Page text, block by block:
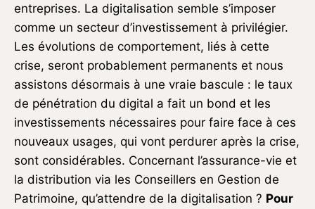
entreprises. La digitalisation semble s’imposer
comme un secteur d’investissement à privilégier.
Les évolutions de comportement, liés à cette
crise, seront probablement permanents et nous
assistons désormais à une vraie bascule : le taux
de pénétration du digital a fait un bond et les
investissements nécessaires pour faire face à ces
nouveaux usages, qui vont perdurer après la crise,
sont considérables. Concernant l’assurance-vie et
la distribution via les Conseillers en Gestion de
Patrimoine, qu’attendre de la digitalisation ? Pour